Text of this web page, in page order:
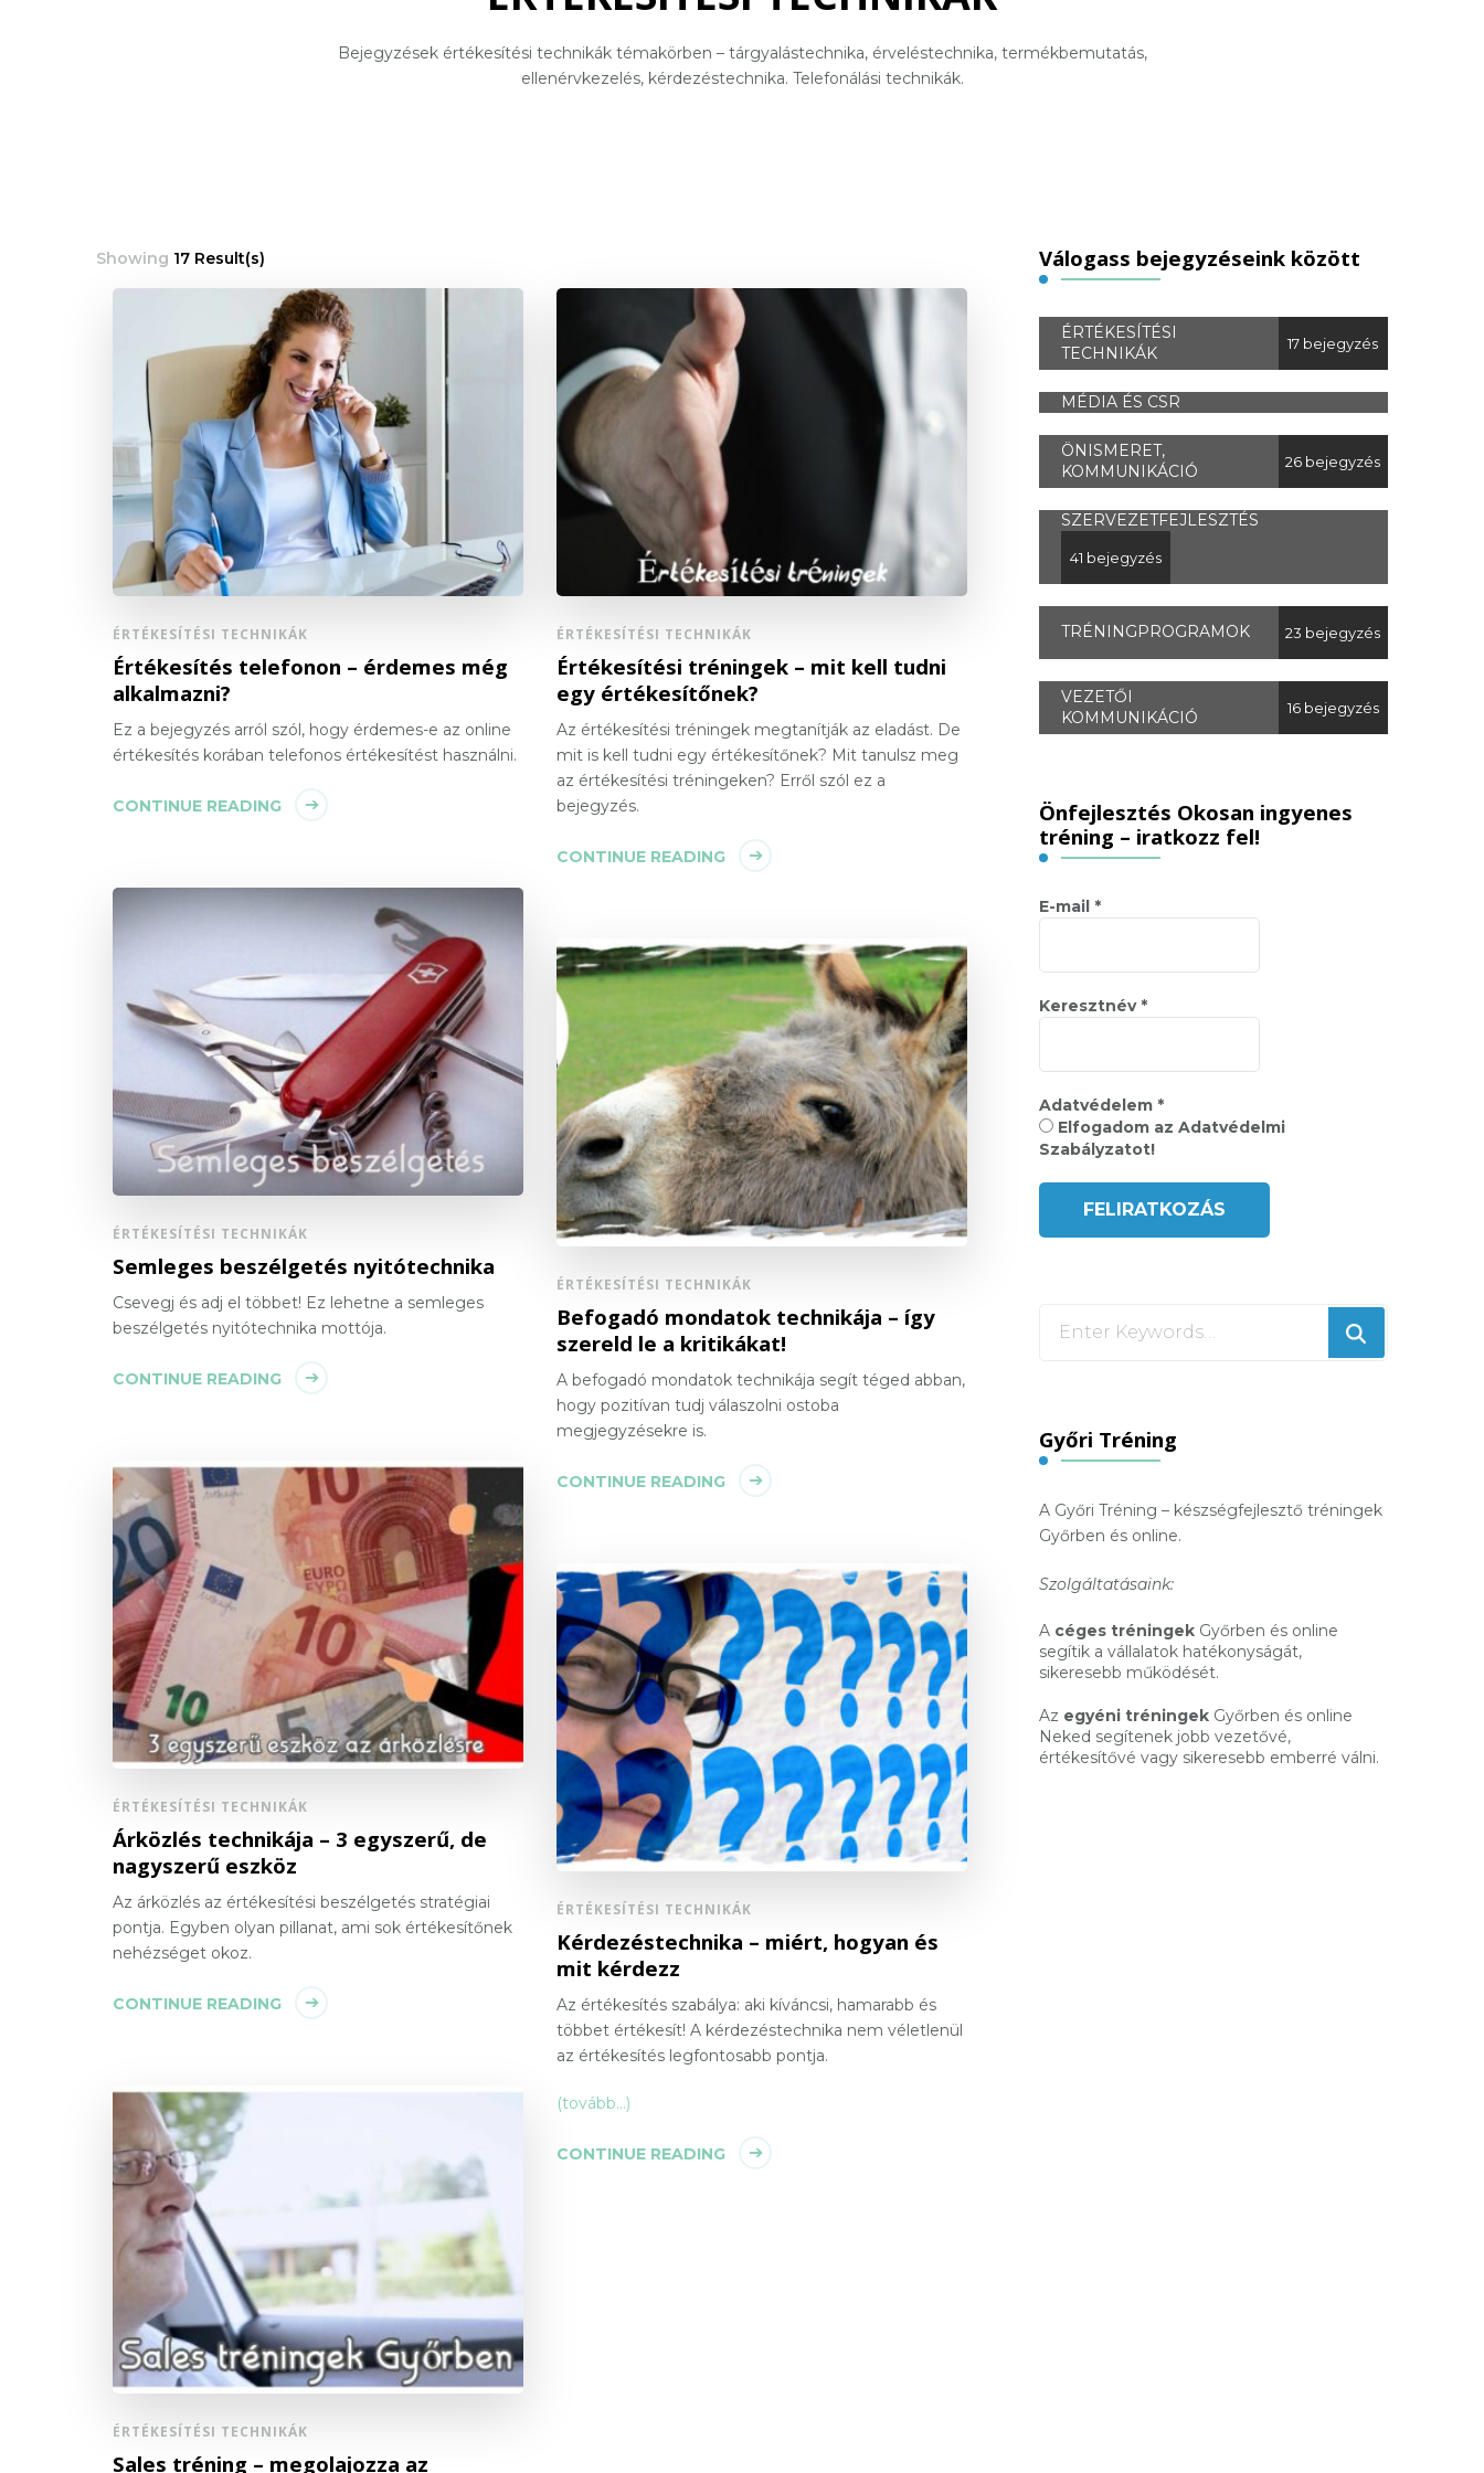
Bejegyzések értékesítési technikák témakörben – tárgyalástechnika, érveléstechnika, termékbemutatás,
ellenérvkezelés, kérdezéstechnika. Telefonálási technikák.
Showing 17 Result(s)
ÉRTÉKESÍTÉSI TECHNIKÁK
Értékesítés telefonon – érdemes még
alkalmazni?
Ez a bejegyzés arról szól, hogy érdemes-e az online
értékesítés korában telefonos értékesítést használni.
CONTINUE READING
ÉRTÉKESÍTÉSI TECHNIKÁK
Értékesítési tréningek – mit kell tudni
egy értékesítőnek?
Az értékesítési tréningek megtanítják az eladást. De
mit is kell tudni egy értékesítőnek? Mit tanulsz meg
az értékesítési tréningeken? Erről szól ez a
bejegyzés.
CONTINUE READING
ÉRTÉKESÍTÉSI TECHNIKÁK
Semleges beszélgetés nyitótechnika
Csevegj és adj el többet! Ez lehetne a semleges
beszélgetés nyitótechnika mottója.
CONTINUE READING
ÉRTÉKESÍTÉSI TECHNIKÁK
Befogadó mondatok technikája – így
szereld le a kritikákat!
A befogadó mondatok technikája segít téged abban,
hogy pozitívan tudj válaszolni ostoba
megjegyzésekre is.
CONTINUE READING
ÉRTÉKESÍTÉSI TECHNIKÁK
Árközlés technikája – 3 egyszerű, de
nagyszerű eszköz
Az árközlés az értékesítési beszélgetés stratégiai
pontja. Egyben olyan pillanat, ami sok értékesítőnek
nehézséget okoz.
CONTINUE READING
ÉRTÉKESÍTÉSI TECHNIKÁK
Kérdezéstechnika – miért, hogyan és
mit kérdezz
Az értékesítés szabálya: aki kíváncsi, hamarabb és
többet értékesít! A kérdezéstechnika nem véletlenül
az értékesítés legfontosabb pontja.
(tovább…)
CONTINUE READING
ÉRTÉKESÍTÉSI TECHNIKÁK
Sales tréning – megolajozza az
Válogass bejegyzéseink között
ÉRTÉKESÍTÉSI
TECHNIKÁK
17 bejegyzés
MÉDIA ÉS CSR
ÖNISMERET,
KOMMUNIKÁCIÓ
26 bejegyzés
SZERVEZETFEJLESZTÉS
41 bejegyzés
TRÉNINGPROGRAMOK 23 bejegyzés
VEZETŐI
KOMMUNIKÁCIÓ
16 bejegyzés
Önfejlesztés Okosan ingyenes
tréning – iratkozz fel!
E-mail *
Keresztnév *
Adatvédelem *
Elfogadom az Adatvédelmi
Szabályzatot!
Győri Tréning
A Győri Tréning – készségfejlesztő tréningek
Győrben és online.
Szolgáltatásaink:
A céges tréningek Győrben és online
segítik a vállalatok hatékonyságát,
sikeresebb működését.
Az egyéni tréningek Győrben és online
Neked segítenek jobb vezetővé,
értékesítővé vagy sikeresebb emberré válni.